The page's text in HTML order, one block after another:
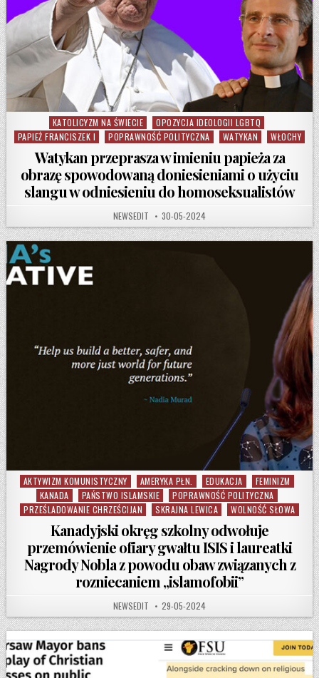
Posted in
KATOLICYZM NA ŚWIECIE
OPOZYCJA IDEOLOGII LGBTQ
PAPIEŻ FRANCISZEK I
POPRAWNOŚĆ POLITYCZNA WATYKAN WŁOCHY
Watykan przeprasza w imieniu papieża za
obrazę spowodowaną doniesieniami o użyciu
slangu w odniesieniu do homoseksualistów
AUTHOR:
NEWSEDIT PUBLISHED DATE:
30-05-2024
Posted in
AKTYWIZM KOMUNISTYCZNY AMERYKA PŁN. EDUKACJA
FEMINIZM
KANADA
PAŃSTWO ISLAMSKIE
POPRAWNOŚĆ POLITYCZNA
PRZEŚLADOWANIE CHRZEŚCIJAN
SKRAJNA LEWICA WOLNOŚĆ SŁOWA
Kanadyjski okręg szkolny odwołuje
przemówienie ofiary gwałtu ISIS i laureatki
Nagrody Nobla z powodu obaw związanych z
rozniecaniem „islamofobii”
AUTHOR:
NEWSEDIT PUBLISHED DATE:
29-05-2024